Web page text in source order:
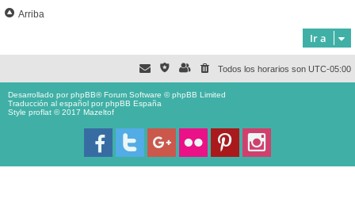
Arriba
Ir a
Todos los horarios son UTC-05:00
Desarrollado porphpBB® Forum Software © phpBB Limited
Traducción al español porphpBB España
Style proflat © 2017 Mazeltof